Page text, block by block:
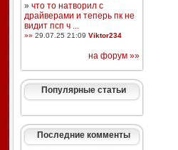
» что то натворил с
драйверами и теперь пк не
видит псп ч ...
»» 29.07.25 21:09 Viktor234
на форум »»
Популярные статьи
Последние комменты